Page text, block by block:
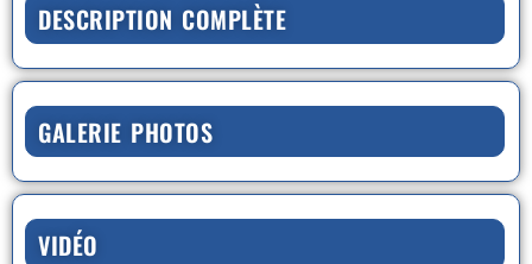
DESCRIPTION COMPLÈTE
GALERIE PHOTOS
VIDÉO